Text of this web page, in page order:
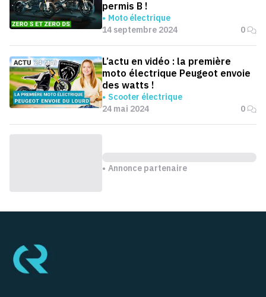
permis B !
Moto électrique
14 septembre 2024
0
L’actu en vidéo : la première
moto électrique Peugeot envoie
des watts !
Scooter électrique
24 mai 2024
0
Annonce partenaire